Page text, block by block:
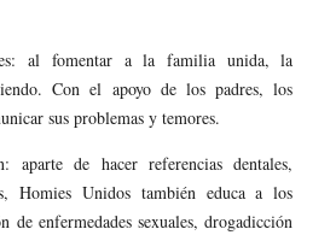
al fomentar a la familia unida, la
Con el apoyo de los padres, los
sus problemas y temores.
aparte de hacer referencias dentales,
Homies Unidos también educa a los
de enfermedades sexuales, drogadicción